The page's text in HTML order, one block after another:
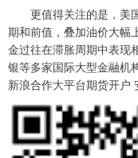
更值得关注的是，美国
期和前值，叠加油价大幅
金过往在滞胀周期中表现
银等多家国际大型金融机
新浪合作大平台期货开户